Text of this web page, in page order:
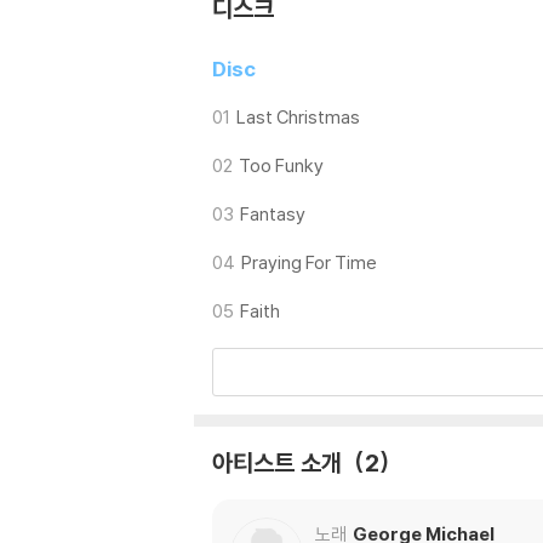
곡들로 영화 사운드트랙이 구성된 경우는 드물지
의 경우 폴 페이그와 일했던 바 있는 영화음악
조지 마이클의 히트곡들과 함께 조지 마이클
로 조지 마이클의 노래에 목말라 있는 팬들이라
디스크
Disc
01 Last Christmas
02 Too Funky
03 Fantasy
04 Praying For Time
05 Faith
아티스트 소개 2
노래 George Michael